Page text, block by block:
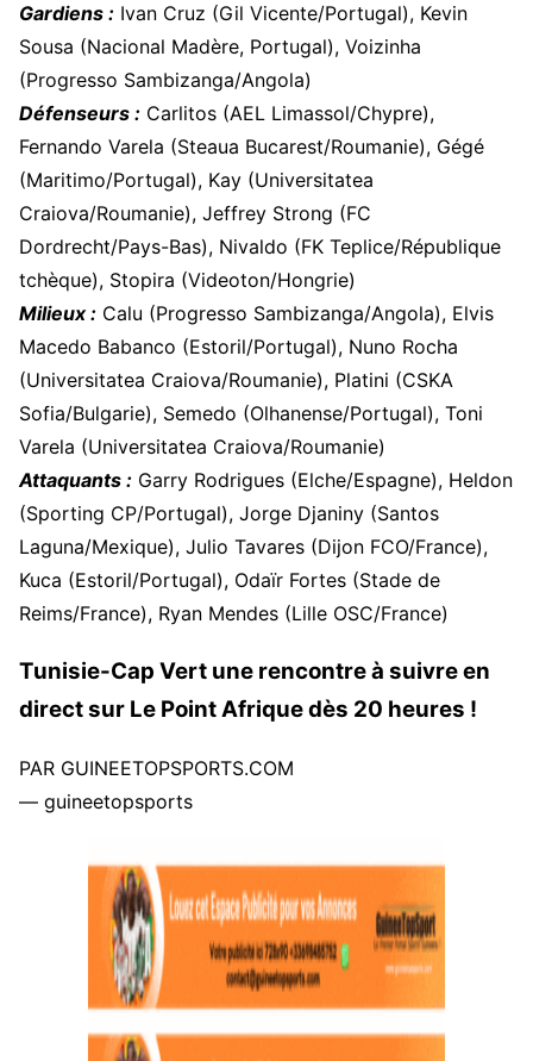
Gardiens : Ivan Cruz (Gil Vicente/Portugal), Kevin
Sousa (Nacional Madère, Portugal), Voizinha
(Progresso Sambizanga/Angola)
Défenseurs : Carlitos (AEL Limassol/Chypre),
Fernando Varela (Steaua Bucarest/Roumanie), Gégé
(Maritimo/Portugal), Kay (Universitatea
Craiova/Roumanie), Jeffrey Strong (FC
Dordrecht/Pays-Bas), Nivaldo (FK Teplice/République
tchèque), Stopira (Videoton/Hongrie)
Milieux : Calu (Progresso Sambizanga/Angola), Elvis
Macedo Babanco (Estoril/Portugal), Nuno Rocha
(Universitatea Craiova/Roumanie), Platini (CSKA
Sofia/Bulgarie), Semedo (Olhanense/Portugal), Toni
Varela (Universitatea Craiova/Roumanie)
Attaquants : Garry Rodrigues (Elche/Espagne), Heldon
(Sporting CP/Portugal), Jorge Djaniny (Santos
Laguna/Mexique), Julio Tavares (Dijon FCO/France),
Kuca (Estoril/Portugal), Odaïr Fortes (Stade de
Reims/France), Ryan Mendes (Lille OSC/France)
Tunisie-Cap Vert une rencontre à suivre en
direct sur Le Point Afrique dès 20 heures !
PAR GUINEETOPSPORTS.COM
— guineetopsports